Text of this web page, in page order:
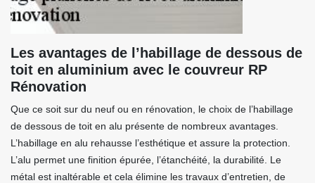
Les avantages de l’habillage de dessous de
toit en aluminium avec le couvreur RP
Rénovation
Que ce soit sur du neuf ou en rénovation, le choix de l’habillage
de dessous de toit en alu présente de nombreux avantages.
L’habillage en alu rehausse l’esthétique et assure la protection.
L’alu permet une finition épurée, l’étanchéité, la durabilité. Le
métal est inaltérable et cela élimine les travaux d’entretien, de